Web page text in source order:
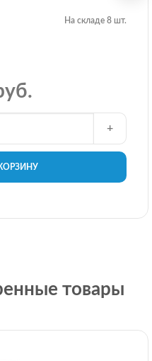
На складе 8 шт.
+
товары